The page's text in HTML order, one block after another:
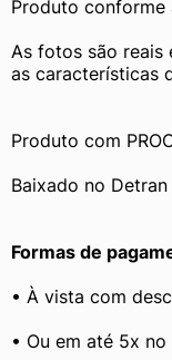
Produto conforme
As fotos são reais
as características
Produto com
Baixado no
Formas de
• À vista com
• Ou em até 5x